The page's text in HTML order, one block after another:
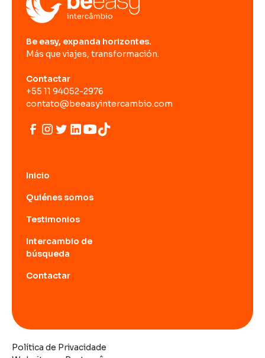
Be easy, expanda horizontes.
Más que viajes, transformación.
Contactar
+55 11 94052-2976
contato@beeasyintercambio.com
Inicio
Quiénes somos
Testimonios
Intercambio de
búsqueda
Contactar
Política de Privacidade